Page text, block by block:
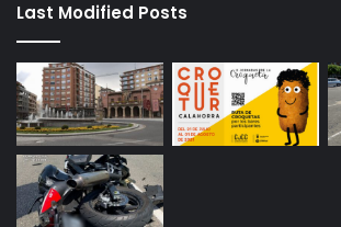
Last Modified Posts